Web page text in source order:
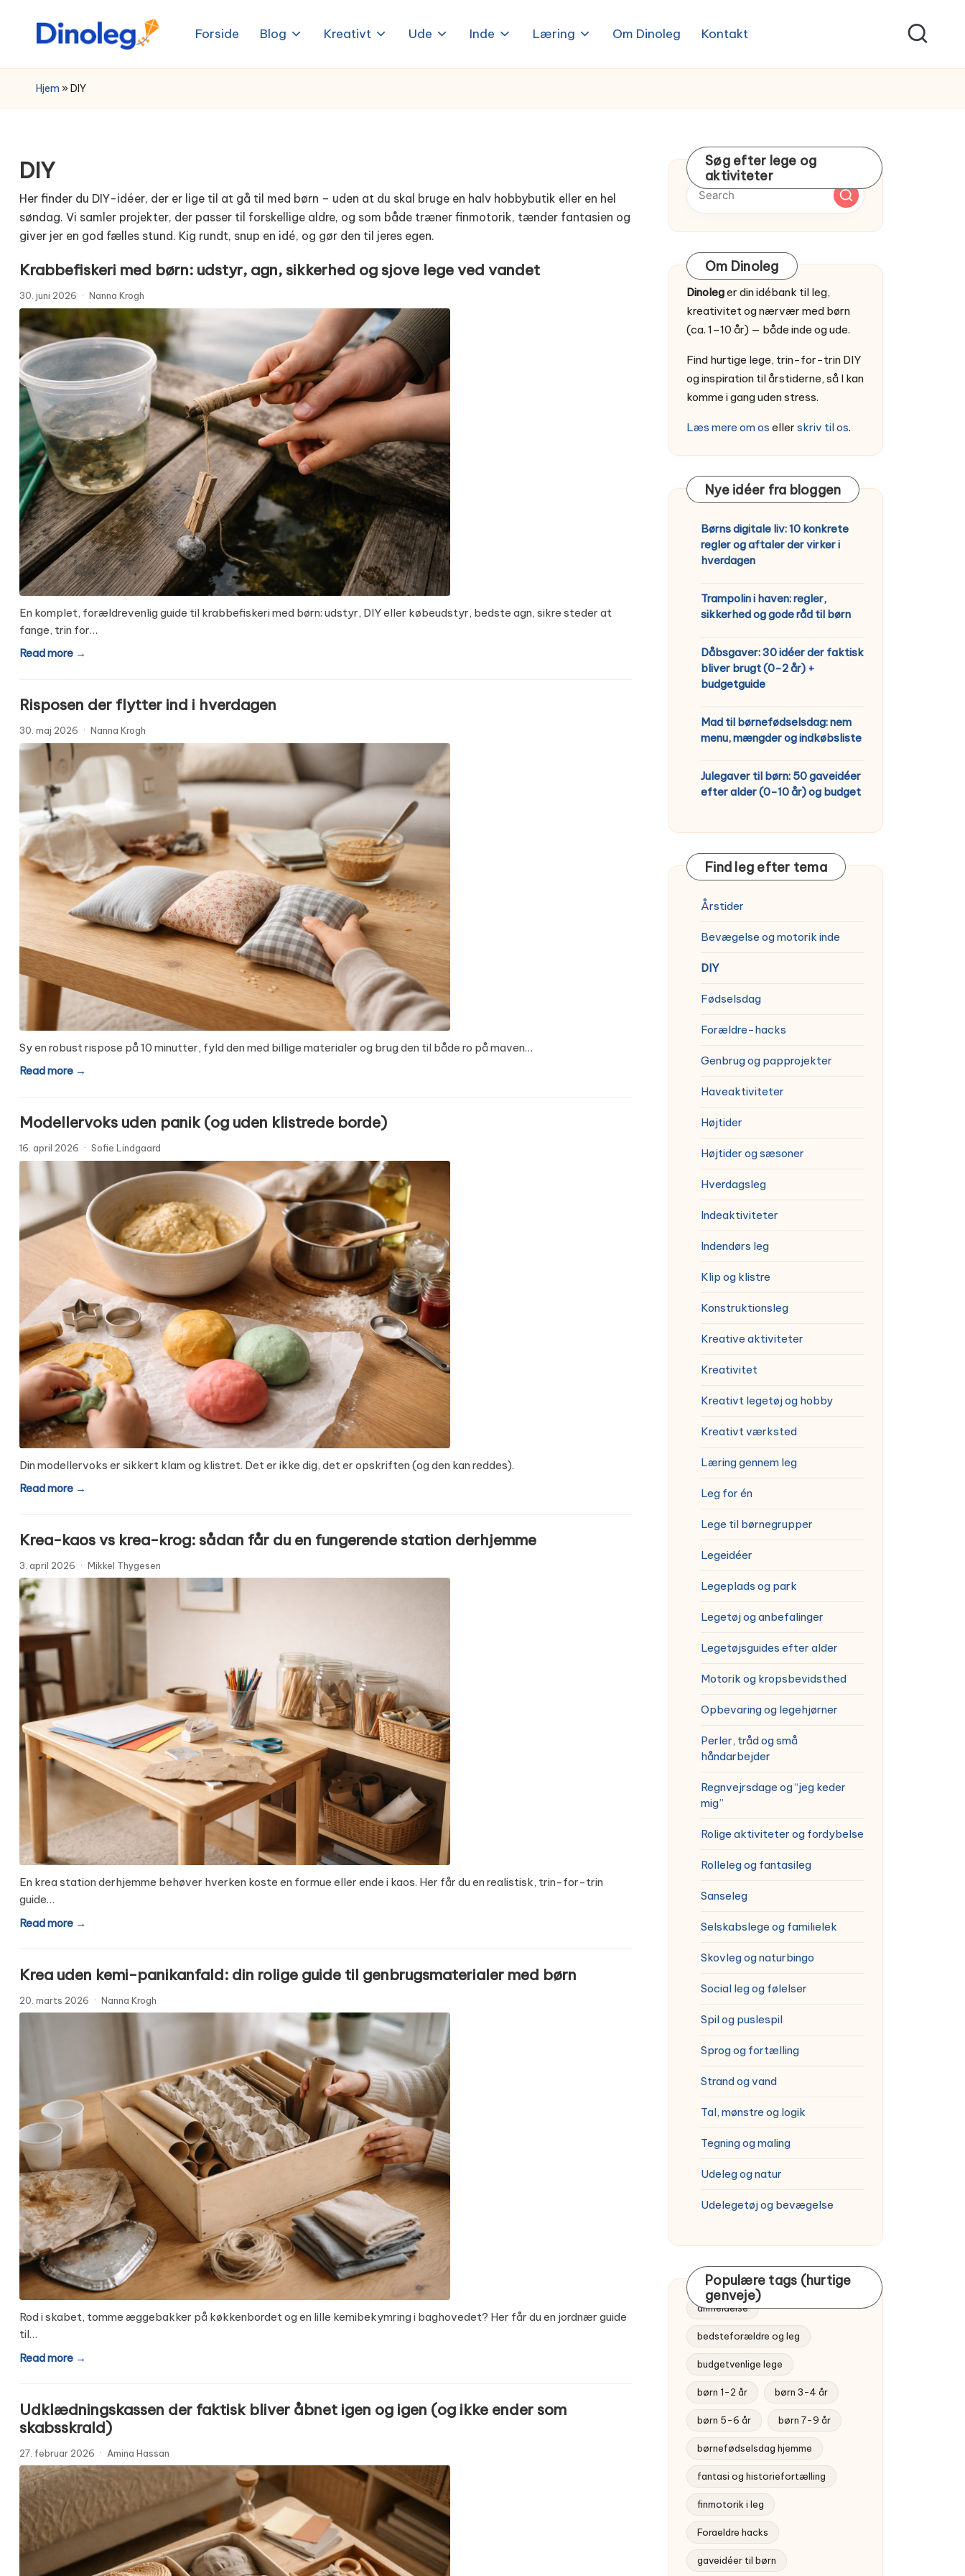
Forside Blog Kreativt Ude Inde Læring Om Dinoleg Kontakt
Hjem » DIY
DIY
Her finder du DIY-idéer, der er lige til at gå til med børn – uden at du skal bruge en halv hobbybutik eller en hel
søndag. Vi samler projekter, der passer til forskellige aldre, og som både træner finmotorik, tænder fantasien og
giver jer en god fælles stund. Kig rundt, snup en idé, og gør den til jeres egen.
Krabbefiskeri med børn: udstyr, agn, sikkerhed og sjove lege ved vandet
30. juni 2026 · Nanna Krogh
En komplet, forældrevenlig guide til krabbefiskeri med børn: udstyr, DIY eller købeudstyr, bedste agn, sikre steder at
fange, trin for…
Read more →
Risposen der flytter ind i hverdagen
30. maj 2026 · Nanna Krogh
Sy en robust rispose på 10 minutter, fyld den med billige materialer og brug den til både ro på maven…
Read more →
Modellervoks uden panik (og uden klistrede borde)
16. april 2026 · Sofie Lindgaard
Din modellervoks er sikkert klam og klistret. Det er ikke dig, det er opskriften (og den kan reddes).
Read more →
Krea-kaos vs krea-krog: sådan får du en fungerende station derhjemme
3. april 2026 · Mikkel Thygesen
En krea station derhjemme behøver hverken koste en formue eller ende i kaos. Her får du en realistisk, trin-for-trin
guide…
Read more →
Krea uden kemi-panikanfald: din rolige guide til genbrugsmaterialer med børn
20. marts 2026 · Nanna Krogh
Rod i skabet, tomme æggebakker på køkkenbordet og en lille kemibekymring i baghovedet? Her får du en jordnær guide
til…
Read more →
Udklædningskassen der faktisk bliver åbnet igen og igen (og ikke ender som
skabsskrald)
27. februar 2026 · Amina Hassan
Søg efter lege og
aktiviteter
Om Dinoleg
Dinoleger din idébank til leg,
kreativitet og nærvær med børn
(ca. 1–10 år) — både inde og ude.
Find hurtige lege, trin-for-trin DIY
og inspiration til årstiderne, så I kan
komme i gang uden stress.
Læs mere om os eller skriv til os.
Nye idéer fra bloggen
Børns digitale liv: 10 konkrete
regler og aftaler der virker i
hverdagen
Trampolin i haven: regler,
sikkerhed og gode råd til børn
Dåbsgaver: 30 idéer der faktisk
bliver brugt (0-2 år) +
budgetguide
Mad til børnefødselsdag: nem
menu, mængder og indkøbsliste
Julegaver til børn: 50 gaveidéer
efter alder (0-10 år) og budget
Find leg efter tema
Årstider
Bevægelse og motorik inde
DIY
Fødselsdag
Forældre-hacks
Genbrug og papprojekter
Haveaktiviteter
Højtider
Højtider og sæsoner
Hverdagsleg
Indeaktiviteter
Indendørs leg
Klip og klistre
Konstruktionsleg
Kreative aktiviteter
Kreativitet
Kreativt legetøj og hobby
Kreativt værksted
Læring gennem leg
Leg for én
Lege til børnegrupper
Legeidéer
Legeplads og park
Legetøj og anbefalinger
Legetøjsguides efter alder
Motorik og kropsbevidsthed
Opbevaring og legehjørner
Perler, tråd og små
håndarbejder
Regnvejrsdage og “jeg keder
mig”
Rolige aktiviteter og fordybelse
Rolleleg og fantasileg
Sanseleg
Selskabslege og familielek
Skovleg og naturbingo
Social leg og følelser
Spil og puslespil
Sprog og fortælling
Strand og vand
Tal, mønstre og logik
Tegning og maling
Udeleg og natur
Udelegetøj og bevægelse
Populære tags (hurtige
genveje)
anmeldelse
bedsteforældre og leg
budgetvenlige lege
børn 1-2 år børn 3-4 år
børn 5-6 år børn 7-9 år
børnefødselsdag hjemme
fantasi og historiefortælling
finmotorik i leg
Foraeldre hacks
gaveidéer til børn